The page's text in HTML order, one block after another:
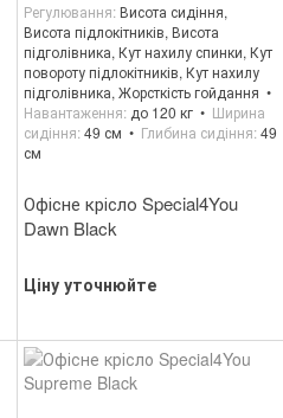
Офісне крісло Special4You
Dawn Black
Ціну уточнюйте
Регулювання Висота сидіння,
Висота підлокітників, Висота
підголівника, Кут нахилу спинки, Кут
повороту підлокітників, Кут нахилу
підголівника, Жорсткість гойдання
Навантаження до 120 кг
Ширина
сидіння 49 см Глибина сидіння 49
см